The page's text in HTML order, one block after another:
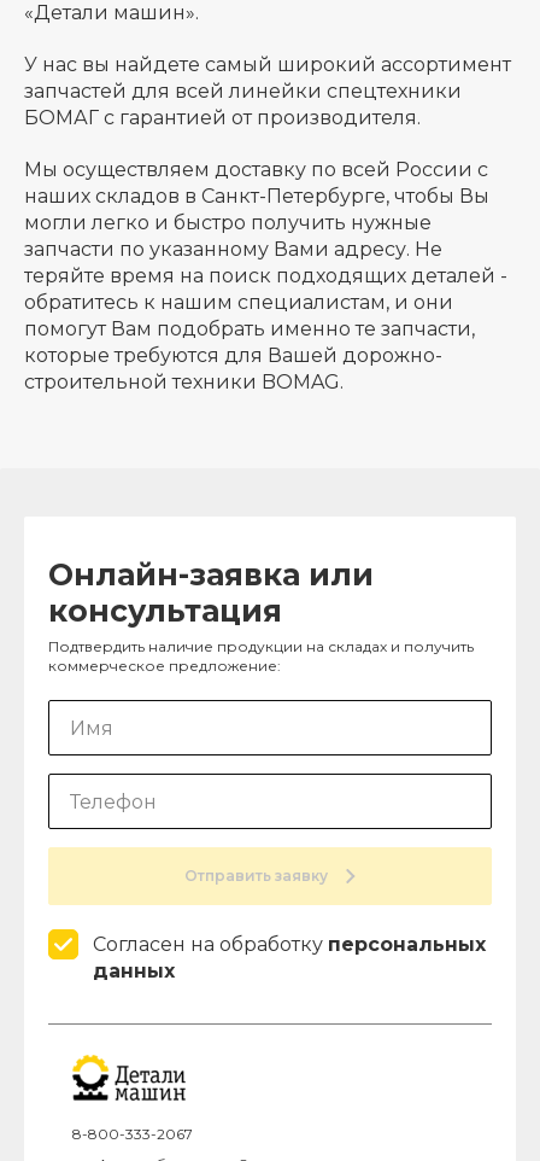
«Детали машин».
У нас вы найдете самый широкий ассортимент
запчастей для всей линейки спецтехники
БОМАГ с гарантией от производителя.
Мы осуществляем доставку по всей России с
наших складов в Санкт-Петербурге, чтобы Вы
могли легко и быстро получить нужные
запчасти по указанному Вами адресу. Не
теряйте время на поиск подходящих деталей -
обратитесь к нашим специалистам, и они
помогут Вам подобрать именно те запчасти,
которые требуются для Вашей дорожно-
строительной техники BOMAG.
Онлайн-заявка или
консультация
Подтвердить наличие продукции на складах и получить
коммерческое предложение:
Отправить заявку
Согласен на обработку персональных
данных
8-800-333-2067